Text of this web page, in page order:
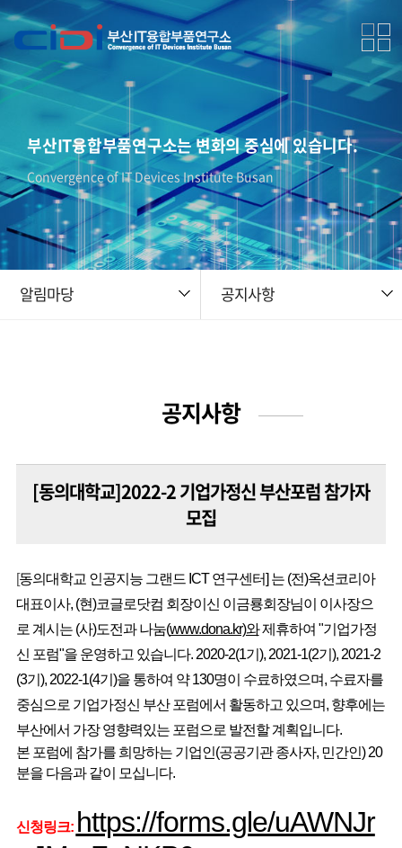
부산IT융합부품연구소는 변화의 중심에 있습니다.
Convergence of IT Devices Institute Busan
알림마당 공지사항
공지사항
[동의대학교]2022-2 기업가정신 부산포럼 참가자
모집
[동의대학교 인공지능 그랜드 ICT 연구센터] 는 (전)옥션코리아
대표이사, (현)코글로닷컴 회장이신 이금룡회장님이 이사장으
로 계시는 (사)도전과 나눔(www.dona.kr)와제휴하여 "기업가정
신 포럼"을 운영하고 있습니다. 2020-2(1기), 2021-1(2기), 2021-2
(3기), 2022-1(4기)을 통하여 약 130명이 수료하였으며, 수료자를
중심으로 기업가정신 부산 포럼에서 활동하고 있으며, 향후에는
부산에서 가장 영향력있는 포럼으로 발전할 계획입니다.
본 포럼에 참가를 희망하는 기업인(공공기관 종사자, 민간인) 20
분을 다음과 같이 모십니다.
신청링크: https://forms.gle/uAWNJr